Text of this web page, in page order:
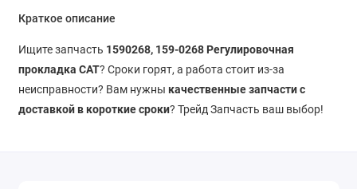
Краткое описание
Ищите запчасть 1590268, 159-0268 Регулировочная
прокладка CAT? Сроки горят, а работа стоит из-за
неисправности? Вам нужны качественные запчасти с
доставкой в короткие сроки? Трейд Запчасть ваш выбор!